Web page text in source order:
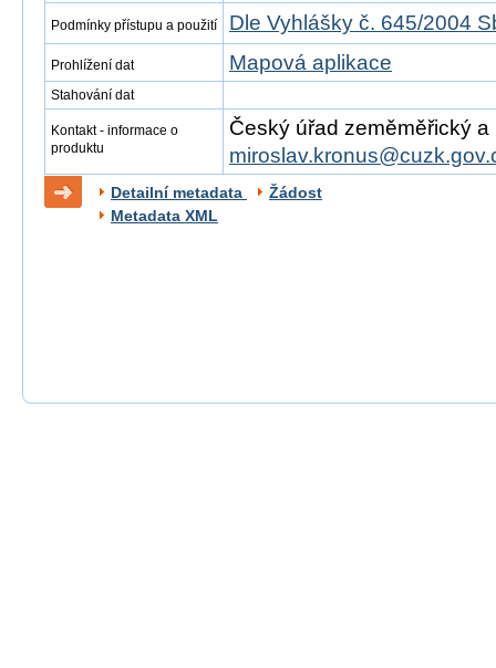
Podmínky přístupu a použití Dle Vyhlášky č. 645/2004
Prohlížení dat Mapová aplikace
Stahování dat
Kontakt - informace o
produktu
Český úřad zeměměřický
Detailní metadata
Žádost
Metadata XML